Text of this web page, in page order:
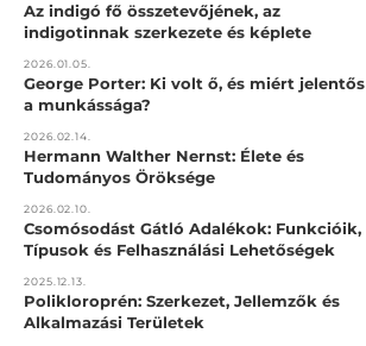
Az indigó fő összetevőjének, az
indigotinnak szerkezete és képlete
2026.01.05.
George Porter: Ki volt ő, és miért jelentős
a munkássága?
2026.02.14.
Hermann Walther Nernst: Élete és
Tudományos Öröksége
2026.02.10.
Csomósodást Gátló Adalékok: Funkcióik,
Típusok és Felhasználási Lehetőségek
2025.12.13.
Polikloroprén: Szerkezet, Jellemzők és
Alkalmazási Területek